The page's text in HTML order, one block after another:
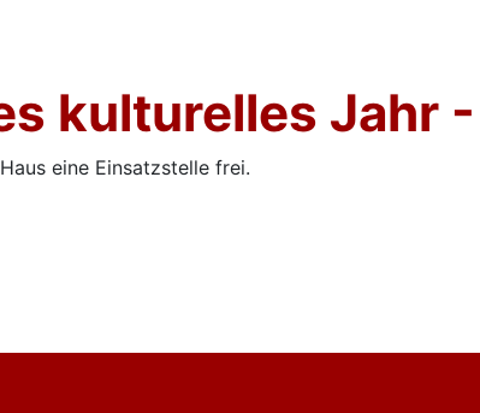
kulturelles Jahr
eine Einsatzstelle frei.